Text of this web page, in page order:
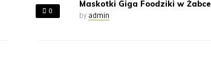
0
Maskotki Giga Foodziki w Żabce
by admin